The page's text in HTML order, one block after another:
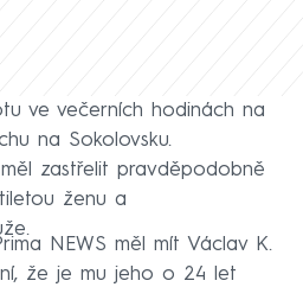
ve večerních hodinách na
na Sokolovsku.
zastřelit pravděpodobně
ženu a
NEWS měl mít Václav K.
že je mu jeho o 24 let